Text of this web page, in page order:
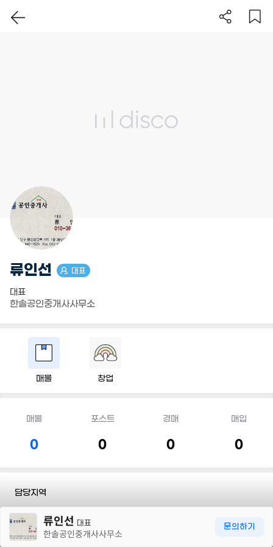
류인선 대표
대표
한솔공인중개사사무소
매물 창업
매물
0
포스트
0
경매
0
매입
0
담당지역
전화 류인선 대표
한솔공인중개사사무소
문의하기